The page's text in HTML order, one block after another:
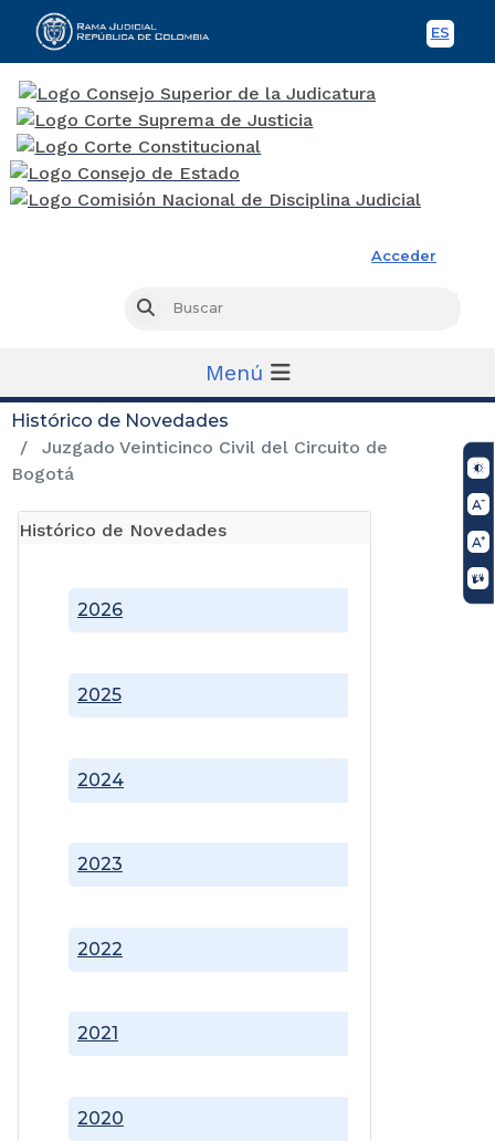
ES
Acceder
Buscar
Menú
Histórico de Novedades
Juzgado Veinticinco Civil del Circuito de
Bogotá
Histórico de Novedades
2020
2021
2022
2023
2024
2025
2026